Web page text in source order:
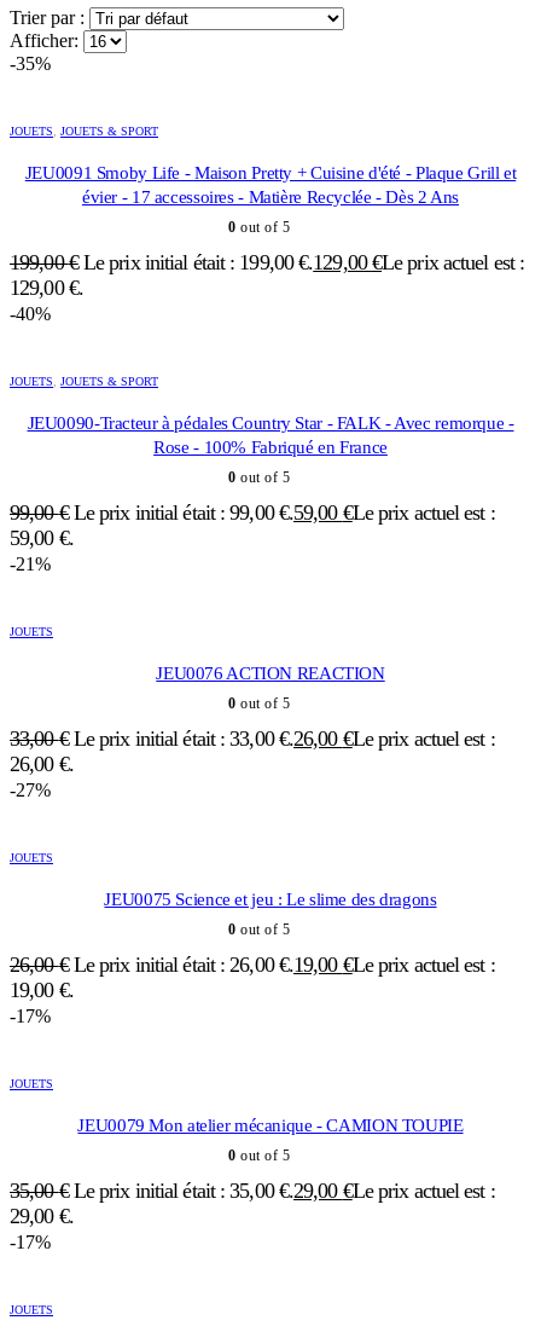
Trier par :
Afficher:
-35%
JOUETS JOUETS & SPORT
JEU0091 Smoby Life - Maison Pretty + Cuisine d'été - Plaque Grill et
évier - 17 accessoires - Matière Recyclée - Dès 2 Ans
0 out of 5
199,00€ Le prix initial était : 199,00 €.129,00€Le prix actuel est :
129,00 €.
-40%
JOUETS JOUETS & SPORT
JEU0090-Tracteur à pédales Country Star - FALK - Avec remorque -
Rose - 100% Fabriqué en France
0 out of 5
99,00€ Le prix initial était : 99,00 €.59,00 €Le prix actuel est :
59,00 €.
-21%
JOUETS
JEU0076 ACTION REACTION
0 out of 5
33,00€ Le prix initial était : 33,00 €.26,00 €Le prix actuel est :
26,00 €.
-27%
JOUETS
JEU0075 Science et jeu : Le slime des dragons
0 out of 5
26,00€ Le prix initial était : 26,00 €.19,00 €Le prix actuel est :
19,00 €.
-17%
JOUETS
JEU0079 Mon atelier mécanique - CAMION TOUPIE
0 out of 5
35,00€ Le prix initial était : 35,00 €.29,00 €Le prix actuel est :
29,00 €.
-17%
JOUETS